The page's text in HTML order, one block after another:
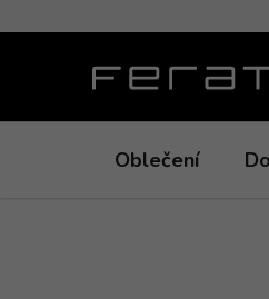
na
Oblečení